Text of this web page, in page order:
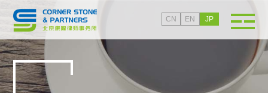
CN EN JP